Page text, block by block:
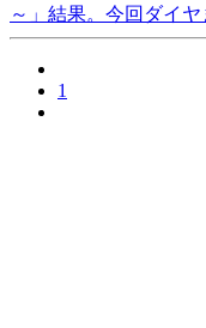
～」結果。今回ダイヤ
1